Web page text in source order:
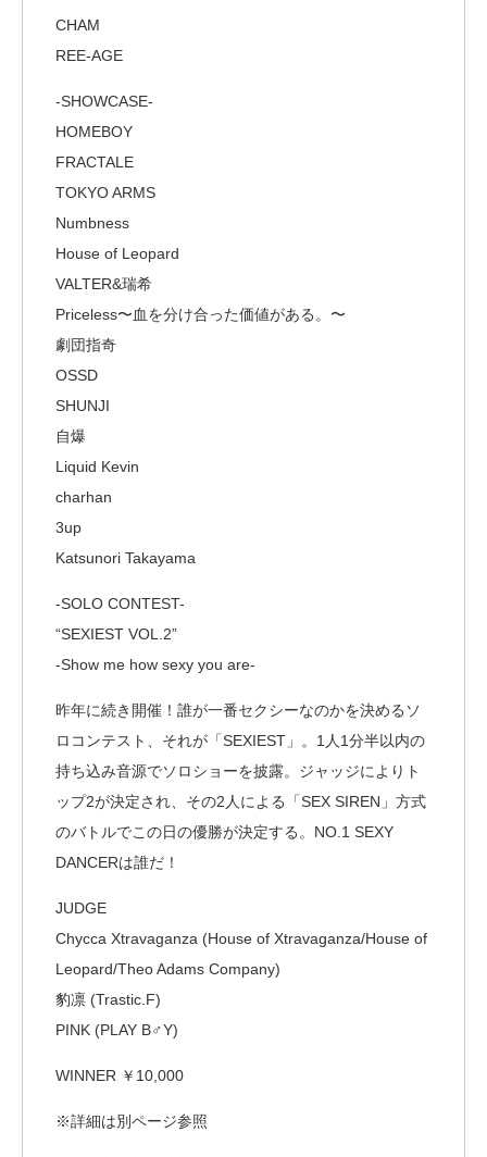
CHAM
REE-AGE
-SHOWCASE-
HOMEBOY
FRACTALE
TOKYO ARMS
Numbness
House of Leopard
VALTER&瑞希
Priceless〜血を分け合った価値がある。〜
劇団指奇
OSSD
SHUNJI
自爆
Liquid Kevin
charhan
3up
Katsunori Takayama
-SOLO CONTEST-
“SEXIEST VOL.2”
-Show me how sexy you are-
昨年に続き開催！誰が一番セクシーなのかを決めるソ
ロコンテスト、それが「SEXIEST」。1人1分半以内の
持ち込み音源でソロショーを披露。ジャッジによりト
ップ2が決定され、その2人による「SEX SIREN」方式
のバトルでこの日の優勝が決定する。NO.1 SEXY
DANCERは誰だ！
JUDGE
Chycca Xtravaganza (House of Xtravaganza/House of
Leopard/Theo Adams Company)
豹凛 (Trastic.F)
PINK (PLAY B♂Y)
WINNER ￥10,000
※詳細は別ページ参照